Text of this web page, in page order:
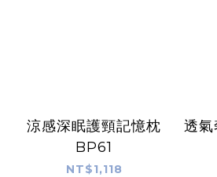
涼感深眠護頸記憶枕
BP61
NT$1,118
透